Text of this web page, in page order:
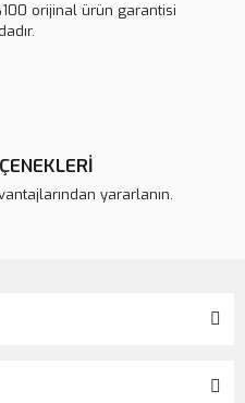
orijinal ürün garantisi
yararlanın.